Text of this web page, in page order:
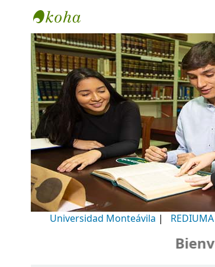
Biblioteca Universidad
Universidad Monteávila | REDIUMA